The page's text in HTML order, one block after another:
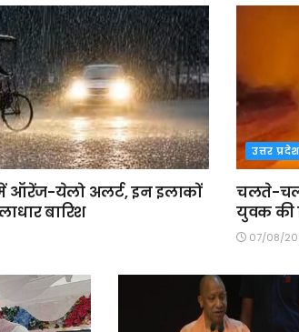
ऑरेंज-येलो अलर्ट, इन इलाकों
बारिश
उत्तर प्रदेश
चलते-
युवक की
07/08/